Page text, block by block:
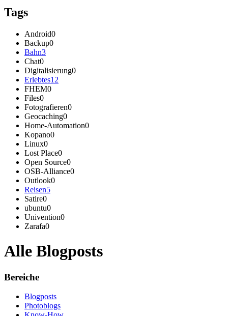
Tags
Android0
Backup0
Bahn3
Chat0
Digitalisierung0
Erlebtes12
FHEM0
Files0
Fotografieren0
Geocaching0
Home-Automation0
Kopano0
Linux0
Lost Place0
Open Source0
OSB-Alliance0
Outlook0
Reisen5
Satire0
ubuntu0
Univention0
Zarafa0
Alle Blogposts
Bereiche
Blogposts
Photoblogs